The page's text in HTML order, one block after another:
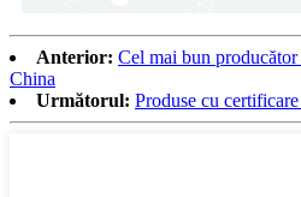
Anterior: Cel mai bun
China
Următorul: Produse cu